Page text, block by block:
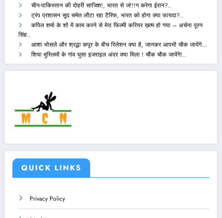
चीन-पाकिस्तान की दोहरी साजिश!, भारत से जं!!!ग करेगा ईरान?..
ट्रंप प्रशासन सूद समेत लौटा रहा टैरिफ, भारत को होगा क्या फायदा?..
कपिल शर्मा के शो में काम करने से मेरा फिल्मी करियर ख़त्म हो गया – अर्चना पूरन
सिंह..
आशा भोसले और श्रद्धा कपूर के बीच रिलेशन क्या है, जानकर आपभी चौक जायेंगे…
शिया मुस्लिमों के गांव घुसा इजराइल अंदर क्या मिला ! चौंक चौक जायेंगे!..
QUICK LINKS
Privacy Policy